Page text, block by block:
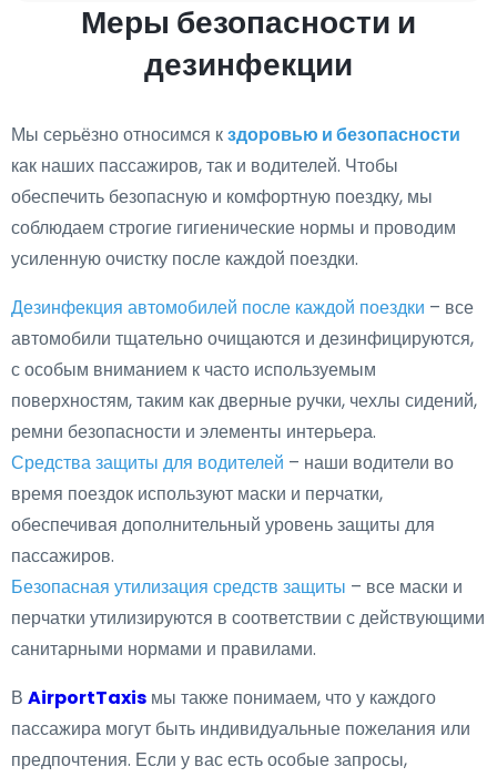
Меры безопасности и
дезинфекции
Мы серьёзно относимся кздоровью и безопасности
как наших пассажиров, так и водителей. Чтобы
обеспечить безопасную и комфортную поездку, мы
соблюдаем строгие гигиенические нормы и проводим
усиленную очистку после каждой поездки.
Дезинфекция автомобилей после каждой поездки – все
автомобили тщательно очищаются и дезинфицируются,
с особым вниманием к часто используемым
поверхностям, таким как дверные ручки, чехлы сидений,
ремни безопасности и элементы интерьера.
Средства защиты для водителей – наши водители во
время поездок используют маски и перчатки,
обеспечивая дополнительный уровень защиты для
пассажиров.
Безопасная утилизация средств защиты – все маски и
перчатки утилизируются в соответствии с действующими
санитарными нормами и правилами.
В AirportTaxis мы также понимаем, что у каждого
пассажира могут быть индивидуальные пожелания или
предпочтения. Если у вас есть особые запросы,